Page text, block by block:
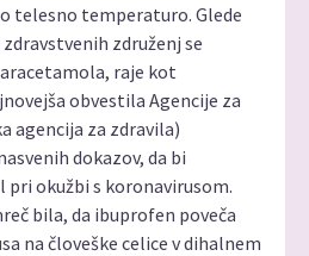
telesno temperaturo. Glede
združenj se
raje kot
obvestila Agencije za
agencija za zdravila)
dokazov, da bi
okužbi s koronavirusom.
bila, da ibuprofen poveča
na človeške celice v dihalnem